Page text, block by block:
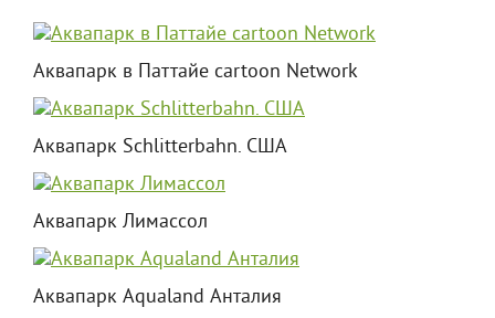
Аквапарк в Паттайе cartoon Network
Аквапарк Schlitterbahn. США
Аквапарк Лимассол
Аквапарк Aqualand Анталия